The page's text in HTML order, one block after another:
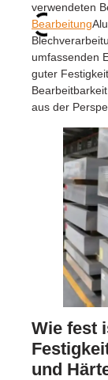
verwendeten
Bearbeitung
umfassenden
guter
aus der
Wie fest
und